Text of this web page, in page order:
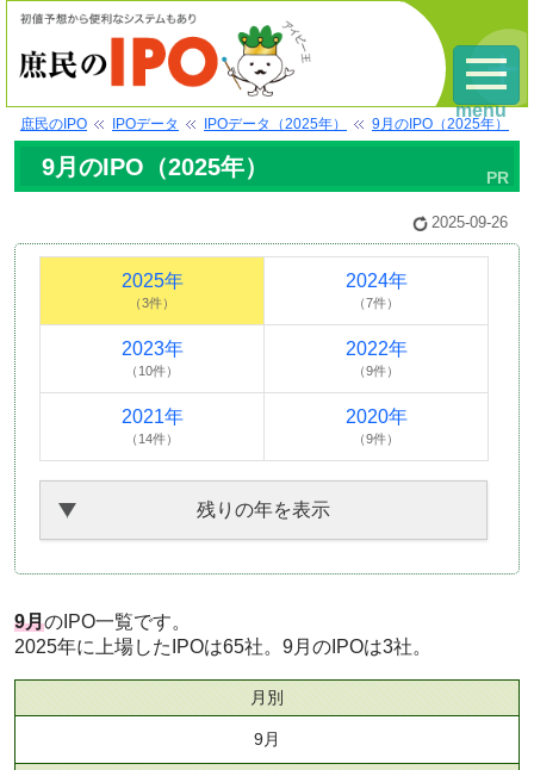
庶民のIPO IPOデータ IPOデータ（2025年） 9月のIPO（2025年）
9月のIPO（2025年）
2025-09-26
2025年
（3件）
2024年
（7件）
2023年
（10件）
2022年
（9件）
2021年
（14件）
2020年
（9件）
残りの年を表示
9月のIPO一覧です。
2025年に上場したIPOは65社。9月のIPOは3社。
月別
9月
menu